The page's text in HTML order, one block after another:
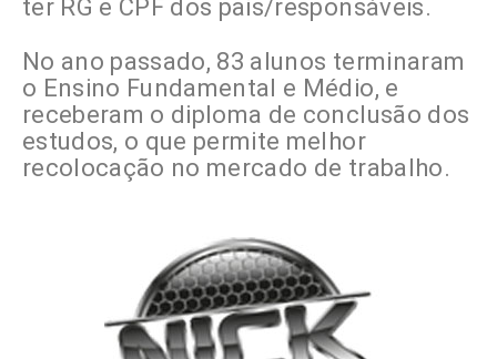
ter RG e CPF dos pais/responsáveis.
No ano passado, 83 alunos terminaram
o Ensino Fundamental e Médio, e
receberam o diploma de conclusão dos
estudos, o que permite melhor
recolocação no mercado de trabalho.